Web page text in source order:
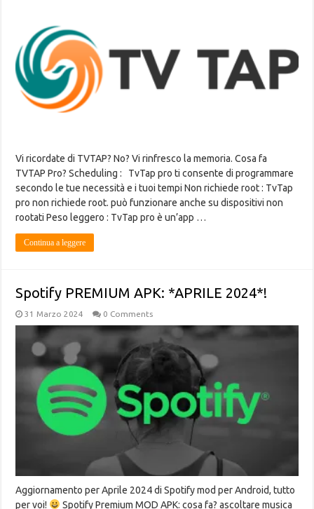
Vi ricordate di TVTAP? No? Vi rinfresco la memoria. Cosa fa
TVTAP Pro? Scheduling : TvTap pro ti consente di programmare
secondo le tue necessità e i tuoi tempi Non richiede root : TvTap
pro non richiede root. può funzionare anche su dispositivi non
rootati Peso leggero : TvTap pro è un’app …
Continua a leggere
Spotify PREMIUM APK: *APRILE 2024*!
31 Marzo 2024 0 Comments
Aggiornamento per Aprile 2024 di Spotify mod per Android, tutto
per voi!
Spotify Premium MOD APK: cosa fa? ascoltare musica